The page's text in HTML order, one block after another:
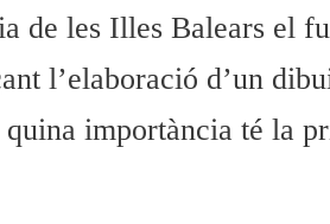
de les Illes Balears el
l’elaboració d’un
importància té la